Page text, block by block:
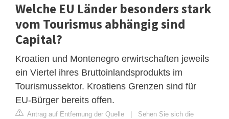
Welche EU Länder besonders stark
vom Tourismus abhängig sind
Capital?
Kroatien und Montenegro erwirtschaften jeweils
ein Viertel ihres Bruttoinlandsprodukts im
Tourismussektor. Kroatiens Grenzen sind für
EU-Bürger bereits offen.
Antrag auf Entfernung der Quelle
Sehen Sie sich die